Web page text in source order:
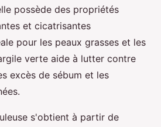
possède des propriétés
et cicatrisantes
pour les peaux grasses et les
verte aide à lutter contre
excès de sébum et les
s'obtient à partir de